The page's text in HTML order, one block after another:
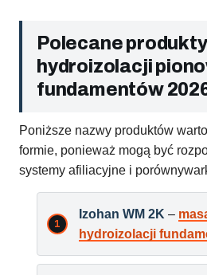
Polecane
hydroizolacji
fundamentów
Poniższe nazwy produktów
formie, ponieważ mogą być
systemy afiliacyjne i
Izohan WM 2K –
hydroizolacji